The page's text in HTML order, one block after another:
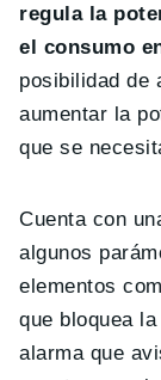
regula la
el consumo
posibilidad de
aumentar la
que se
Cuenta con
algunos
elementos
que bloquea
alarma que